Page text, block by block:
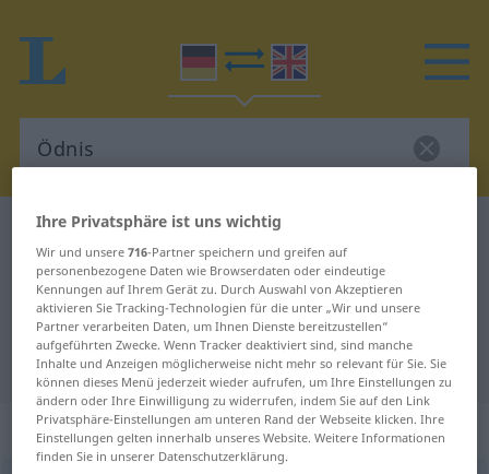
Deutsch-Englisch Wörterbuch
Deutsch-Englisch Übersetzung für
"Ödnis"
"Ödnis" Englisch Übersetzung
„Ödnis“: Femininum
Ihre Privatsphäre ist uns wichtig
Wir und unsere716-Partner speichern und greifen auf
personenbezogene Daten wie Browserdaten oder eindeutige
Kennungen auf Ihrem Gerät zu. Durch Auswahl von Akzeptieren
aktivieren Sie Tracking-Technologien für die unter „Wir und unsere
Partner verarbeiten Daten, um Ihnen Dienste bereitzustellen“
aufgeführten Zwecke. Wenn Tracker deaktiviert sind, sind manche
Inhalte und Anzeigen möglicherweise nicht mehr so relevant für Sie. Sie
können dieses Menü jederzeit wieder aufrufen, um Ihre Einstellungen zu
ändern oder Ihre Einwilligung zu widerrufen, indem Sie auf den Link
Privatsphäre-Einstellungen am unteren Rand der Webseite klicken. Ihre
Einstellungen gelten innerhalb unseres Website. Weitere Informationen
finden Sie in unserer Datenschutzerklärung.